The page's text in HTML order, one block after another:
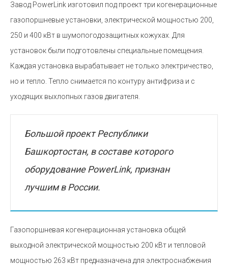
Завод PowerLink изготовил под проект три когенерационные
газопоршневые установки, электрической мощностью 200,
250 и 400 кВт в шумопогодозащитных кожухах. Для
установок были подготовлены специальные помещения.
Каждая установка вырабатывает не только электричество,
но и тепло. Тепло снимается по контуру антифриза и с
уходящих выхлопных газов двигателя.
Большой проект Республики
Башкортостан, в составе которого
оборудование PowerLink, признан
лучшим в России.
Газопоршневая когенерационная установка общей
выходной электрической мощностью 200 кВт и тепловой
мощностью 263 кВт предназначена для электроснабжения